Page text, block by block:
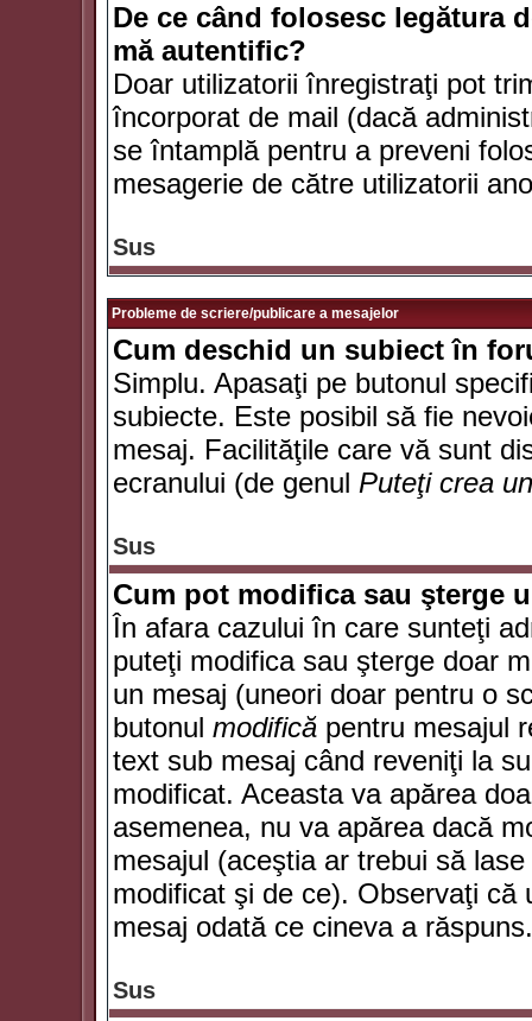
De ce când folosesc legătura
mă autentific?
Doar utilizatorii înregistraţi pot
încorporat de mail (dacă
se întamplă pentru a preveni
mesagerie de către utilizatorii
Sus
Probleme de scriere/publicare a mesajelor
Cum deschid un subiect în
Simplu. Apasaţi pe butonul
subiecte. Este posibil să fie
mesaj. Facilităţile care vă sunt
ecranului (de genul Puteţi crea
Sus
Cum pot modifica sau şterge
În afara cazului în care sunteţi
puteţi modifica sau şterge doar
un mesaj (uneori doar pentru o
butonul modifică pentru mesajul
text sub mesaj când reveniţi la
modificat. Aceasta va apărea
asemenea, nu va apărea dacă
mesajul (aceştia ar trebui să
modificat şi de ce). Observaţi că
mesaj odată ce cineva a răspuns.
Sus